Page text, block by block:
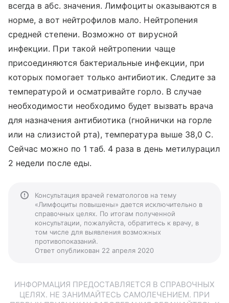
всегда в абс. значения. Лимфоциты оказываются в
норме, а вот нейтрофилов мало. Нейтропения
средней степени. Возможно от вирусной
инфекции. При такой нейтропении чаще
присоединяются бактериальные инфекции, при
которых помогает только антибиотик. Следите за
температурой и осматривайте горло. В случае
необходимости необходимо будет вызвать врача
для назначения антибиотика (гнойнички на горле
или на слизистой рта), температура выше 38,0 С.
Сейчас можно по 1 таб. 4 раза в день метилурацил
2 недели после еды.
Консультация врачей гематологов на тему
«Лимфоциты повышены» дается исключительно в
справочных целях. По итогам полученной
консультации, пожалуйста, обратитесь к врачу, в
том числе для выявления возможных
противопоказаний.
Ответ опубликован 22 апреля 2020
ИНФОРМАЦИЯ ПРЕДОСТАВЛЯЕТСЯ В СПРАВОЧНЫХ
ЦЕЛЯХ. НЕ ЗАНИМАЙТЕСЬ САМОЛЕЧЕНИЕМ. ПРИ